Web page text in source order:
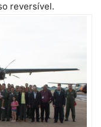
reversível.